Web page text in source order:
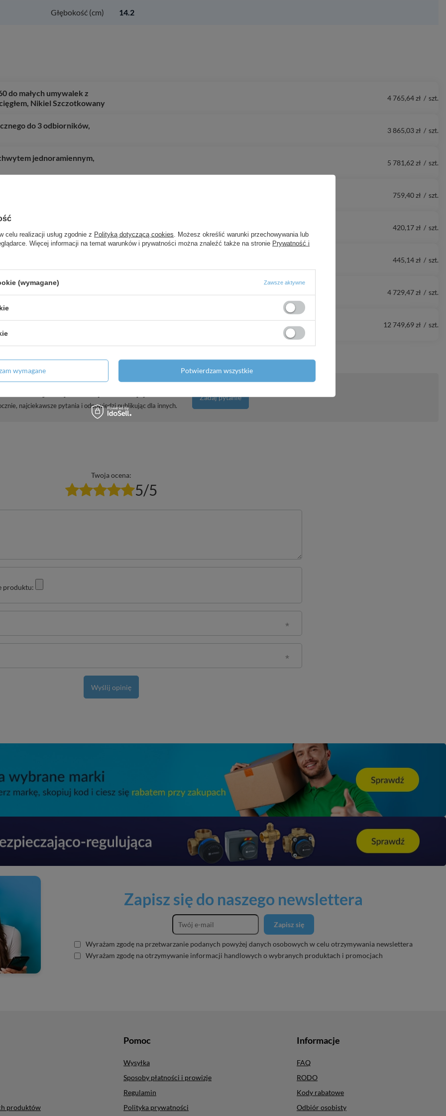
Głębokość (cm) 14.2
do małych umywalek z
Nikiel Szczotkowany
4 765,64 zł / szt.
do 3 odbiorników,
3 865,03 zł / szt.
jednoramiennym,
5 781,62 zł / szt.
759,40 zł / szt.
Czarny Matowy 420,17 zł / szt.
odpływowym z cięgłem,
445,14 zł / szt.
z rozetami,
4 729,47 zł / szt.
Złoty Optyczny Polerowany 12 749,69 zł / szt.
najciekawsze pytania i odpowiedzi publikując dla innych.
Zadaj pytanie
Twoja ocena:
5/5
produktu:
Wyślij opinię
Zapisz się do naszego newslettera
Zapisz się
Wyrażam zgodę na przetwarzanie podanych powyżej danych osobowych w celu otrzymywania newslettera
Wyrażam zgodę na otrzymywanie informacji handlowych o wybranych produktach i promocjach
produktów
Pomoc
Wysyłka
Sposoby płatności i prowizje
Regulamin
Polityka prywatności
Informacje
FAQ
RODO
Kody rabatowe
Odbiór osobisty
celu realizacji usług zgodnie z Polityką dotyczącą cookies . Możesz określić warunki przechowywania lub
Więcej informacji na temat warunków i prywatności można znaleźć także na stronie Prywatność i
(wymagane) Zawsze aktywne
wymagane Potwierdzam wszystkie